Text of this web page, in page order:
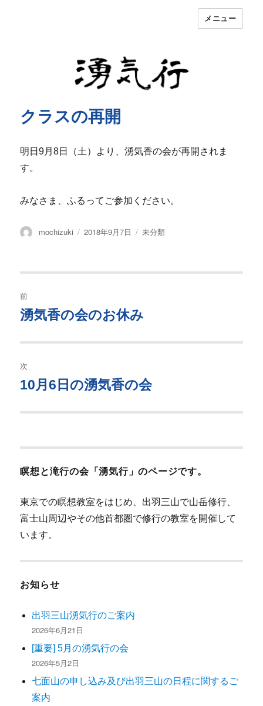
湧気行
メニュー
クラスの再開
明日9月8日（土）より、湧気香の会が再開されま
す。
みなさま、ふるってご参加ください。
投
mochizuki
投
2018年9月7日
カ
未分類
稿
ビ
ゲ
ー
前
過
の
投
稿:
湧気香の会のお休み
次
次
投
10月6日の湧気香の会
瞑想と滝行の会「湧気行」のページです。
東京での瞑想教室をはじめ、出羽三山で山岳修行、
富士山周辺やその他首都圏で修行の教室を開催して
います。
お知らせ
出羽三山湧気行のご案内
2026年6月21日
[重要] 5月の湧気行の会
2026年5月2日
七面山の申し込み及び出羽三山の日程に関するご
案内